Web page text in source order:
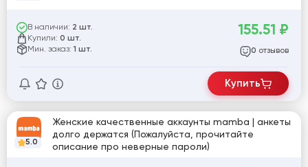
В наличии: 2 шт.
Купили: 0 шт.
Мин. заказ: 1 шт.
155.51 ₽
0 отзывов
Купить
5.0
Женские качественные аккаунты mamba | анкеты
долго держатся (Пожалуйста, прочитайте
описание про неверные пароли)